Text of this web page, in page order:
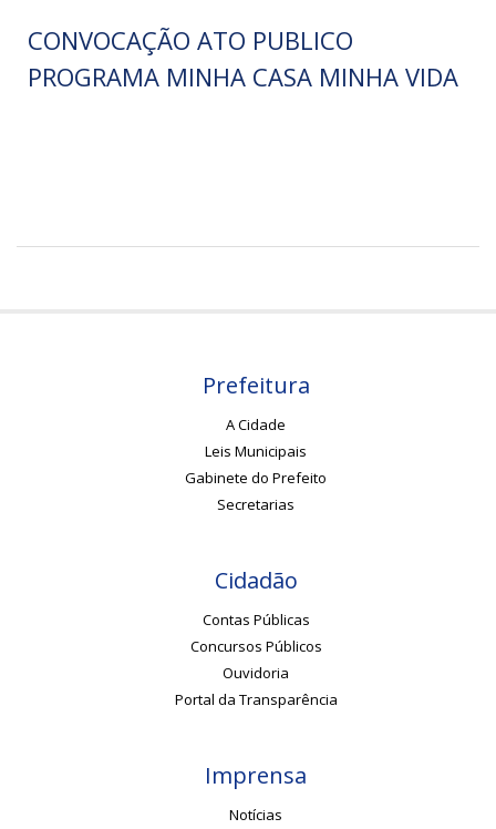
CONVOCAÇÃO ATO PUBLICO
PROGRAMA MINHA CASA MINHA VIDA
Prefeitura
A Cidade
Leis Municipais
Gabinete do Prefeito
Secretarias
Cidadão
Contas Públicas
Concursos Públicos
Ouvidoria
Portal da Transparência
Imprensa
Notícias